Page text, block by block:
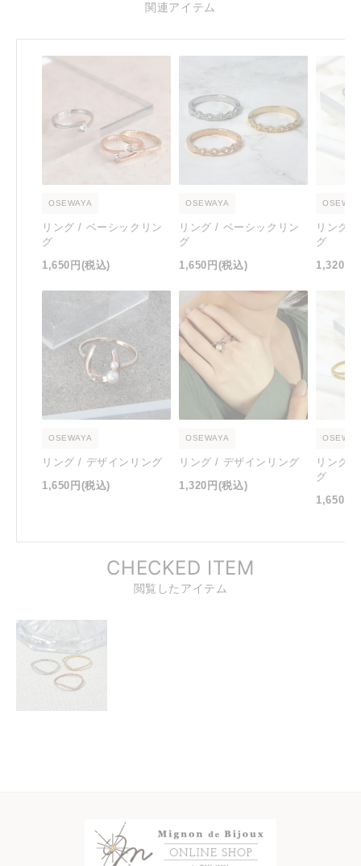
関連アイテム
OSEWAYA
リング / ベーシックリン
グ
1,650円 (税込)
OSEWAYA
リング / ベーシックリン
グ
1,650円 (税込)
リング /
グ
1,320円
OSEWAYA
リング / デザインリング
1,650円 (税込)
OSEWAYA
リング / デザインリング
1,320円 (税込)
リング /
グ
1,650円
CHECKED ITEM
閲覧したアイテム